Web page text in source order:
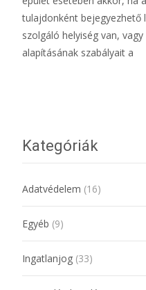
tulajdonként bejegyezhető
szolgáló helyiség van,
alapításának szabályait a
Kategóriák
Adatvédelem (16)
Egyéb (9)
Ingatlanjog (33)